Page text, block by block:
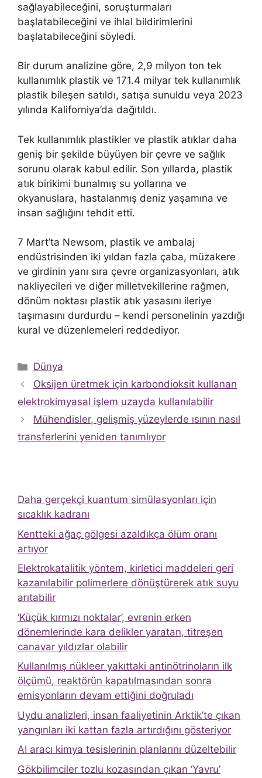
sağlayabileceğini, soruşturmaları
başlatabileceğini ve ihlal bildirimlerini
başlatabileceğini söyledi.
Bir durum analizine göre, 2,9 milyon ton tek
kullanımlık plastik ve 171.4 milyar tek kullanımlık
plastik bileşen satıldı, satışa sunuldu veya 2023
yılında Kaliforniya’da dağıtıldı.
Tek kullanımlık plastikler ve plastik atıklar daha
geniş bir şekilde büyüyen bir çevre ve sağlık
sorunu olarak kabul edilir. Son yıllarda, plastik
atık birikimi bunalmış su yollarına ve
okyanuslara, hastalanmış deniz yaşamına ve
insan sağlığını tehdit etti.
7 Mart’ta Newsom, plastik ve ambalaj
endüstrisinden iki yıldan fazla çaba, müzakere
ve girdinin yanı sıra çevre organizasyonları, atık
nakliyecileri ve diğer milletvekillerine rağmen,
dönüm noktası plastik atık yasasını ileriye
taşımasını durdurdu – kendi personelinin yazdığı
kural ve düzenlemeleri reddediyor.
Kategoriler
Dünya
Oksijen üretmek için karbondioksit kullanan
elektrokimyasal işlem uzayda kullanılabilir
Mühendisler, gelişmiş yüzeylerde ısının nasıl
transferlerini yeniden tanımlıyor
Daha gerçekçi kuantum simülasyonları için
sıcaklık kadranı
Kentteki ağaç gölgesi azaldıkça ölüm oranı
artıyor
Elektrokatalitik yöntem, kirletici maddeleri geri
kazanılabilir polimerlere dönüştürerek atık suyu
arıtabilir
‘Küçük kırmızı noktalar’, evrenin erken
dönemlerinde kara delikler yaratan, titreşen
canavar yıldızlar olabilir
Kullanılmış nükleer yakıttaki antinötrinoların ilk
ölçümü, reaktörün kapatılmasından sonra
emisyonların devam ettiğini doğruladı
Uydu analizleri, insan faaliyetinin Arktik’te çıkan
yangınları iki kattan fazla artırdığını gösteriyor
AI aracı kimya tesislerinin planlarını düzeltebilir
Gökbilimciler tozlu kozasından çıkan ‘Yavru’